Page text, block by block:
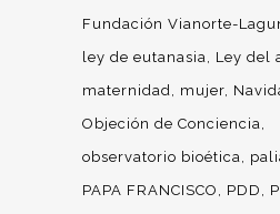
Fundación Vianorte-
ley de eutanasia
Ley del
maternidad
mujer
Objeción de Conciencia
observatorio bioética
PAPA FRANCISCO
PDD